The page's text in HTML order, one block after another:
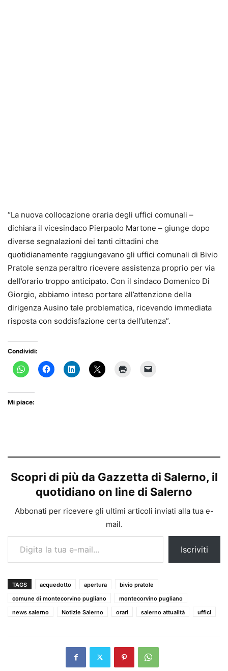
“La nuova collocazione oraria degli uffici comunali –
dichiara il vicesindaco Pierpaolo Martone – giunge dopo
diverse segnalazioni dei tanti cittadini che
quotidianamente raggiungevano gli uffici comunali di Bivio
Pratole senza peraltro ricevere assistenza proprio per via
dell’orario troppo anticipato. Con il sindaco Domenico Di
Giorgio, abbiamo inteso portare all’attenzione della
dirigenza Ausino tale problematica, ricevendo immediata
risposta con soddisfazione certa dell’utenza”.
Condividi:
Mi piace:
Scopri di più da Gazzetta di Salerno, il
quotidiano on line di Salerno
Abbonati per ricevere gli ultimi articoli inviati alla tua e-
mail.
Digita la tua e-mail...
Iscriviti
TAGS acquedotto apertura
bivio pratole
comune di montecorvino pugliano
montecorvino pugliano
news salerno
Notizie Salerno orari salerno attualità uffici